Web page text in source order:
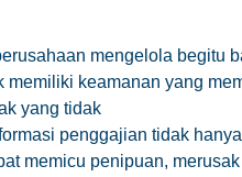
mengelola begitu
keamanan yang
yang tidak
penggajian tidak
memicu penipuan, merusak